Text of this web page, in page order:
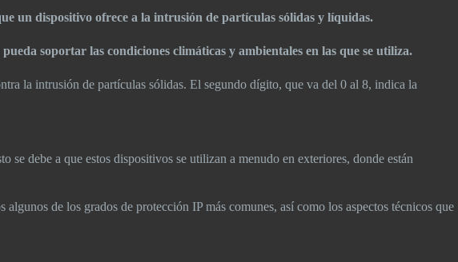
un dispositivo ofrece a la intrusión de partículas sólidas y líquidas.
soportar las condiciones climáticas y ambientales en las que se utiliza.
la intrusión de partículas sólidas. El segundo dígito, que va del 0 al 8, indica la
se debe a que estos dispositivos se utilizan a menudo en exteriores, donde están
algunos de los grados de protección IP más comunes, así como los aspectos técnicos que